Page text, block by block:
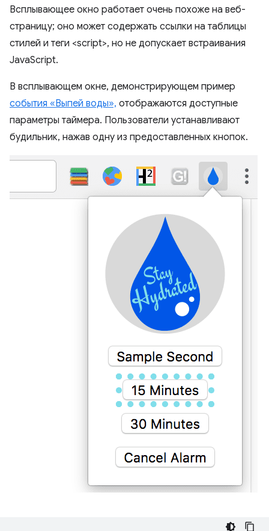
Всплывающее окно работает очень похоже на веб-
страницу; оно может содержать ссылки на таблицы
стилей и теги <script>, но не допускает встраивания
JavaScript.
В всплывающем окне, демонстрирующем пример
события «Выпей воды», отображаются доступные
параметры таймера. Пользователи устанавливают
будильник, нажав одну из предоставленных кнопок.